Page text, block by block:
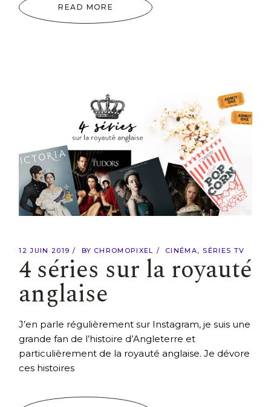
READ MORE
12 JUIN 2019 BY CHROMOPIXEL CINÉMA SÉRIES TV
4 séries sur la royauté
anglaise
J’en parle régulièrement sur Instagram, je suis une
grande fan de l’histoire d’Angleterre et
particulièrement de la royauté anglaise. Je dévore
ces histoires